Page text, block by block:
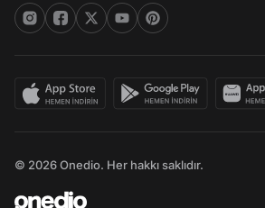
© 2026 Onedio. Her hakkı saklıdır.